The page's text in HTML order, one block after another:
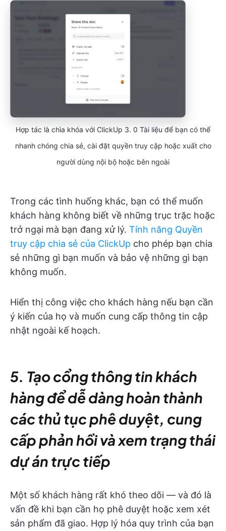
Hợp tác là chìa khóa với ClickUp 3. 0 Tài liệu để bạn có thể
nhanh chóng chia sẻ, cài đặt quyền truy cập hoặc xuất cho
người dùng nội bộ hoặc bên ngoài
Trong các tình huống khác, bạn có thể muốn
khách hàng không biết về những trục trặc hoặc
trở ngại mà bạn đang xử lý. Tính năng Quyền
truy cập chia sẻ của ClickUp cho phép bạn chia
sẻ những gì bạn muốn và bảo vệ những gì bạn
không muốn.
Hiển thị công việc cho khách hàng nếu bạn cần
ý kiến của họ và muốn cung cấp thông tin cập
nhật ngoài kế hoạch.
5. Tạo cổng thông tin khách
hàng để dễ dàng hoàn thành
các thủ tục phê duyệt, cung
cấp phản hồi và xem trạng thái
dự án trực tiếp
Một số khách hàng rất khó theo dõi — và đó là
vấn đề khi bạn cần họ phê duyệt hoặc xem xét
sản phẩm đã giao. Hợp lý hóa quy trình của bạn